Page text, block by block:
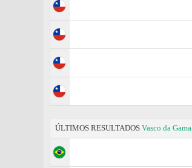
ÚLTIMOS RESULTADOS Vasco da Gama